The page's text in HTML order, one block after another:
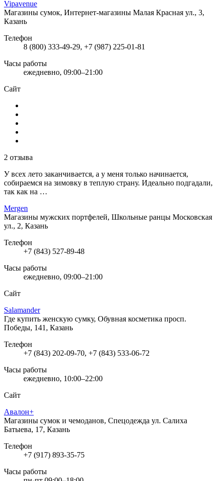
Vipavenue
Магазины сумок, Интернет-магазины Малая Красная ул., 3,
Казань
Телефон
8 (800) 333-49-29, +7 (987) 225-01-81
Часы работы
ежедневно, 09:00–21:00
Сайт
2 отзыва
У всех лето заканчивается, а у меня только начинается,
собираемся на зимовку в теплую страну. Идеально подгадали,
так как на …
Mergen
Магазины мужских портфелей, Школьные ранцы Московская
ул., 2, Казань
Телефон
+7 (843) 527-89-48
Часы работы
ежедневно, 09:00–21:00
Сайт
Salamander
Где купить женскую сумку, Обувная косметика просп.
Победы, 141, Казань
Телефон
+7 (843) 202-09-70, +7 (843) 533-06-72
Часы работы
ежедневно, 10:00–22:00
Сайт
Авалон+
Магазины сумок и чемоданов, Спецодежда ул. Салиха
Батыева, 17, Казань
Телефон
+7 (917) 893-35-75
Часы работы